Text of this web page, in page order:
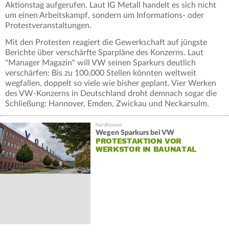
Aktionstag aufgerufen. Laut IG Metall handelt es sich nicht
um einen Arbeitskampf, sondern um Informations- oder
Protestveranstaltungen.
Mit den Protesten reagiert die Gewerkschaft auf jüngste
Berichte über verschärfte Sparpläne des Konzerns. Laut
"Manager Magazin" will VW seinen Sparkurs deutlich
verschärfen: Bis zu 100.000 Stellen könnten weltweit
wegfallen, doppelt so viele wie bisher geplant. Vier Werken
des VW-Konzerns in Deutschland droht demnach sogar die
Schließung: Hannover, Emden, Zwickau und Neckarsulm.
Wegen Sparkurs bei VW
PROTESTAKTION VOR
WERKSTOR IN BAUNATAL